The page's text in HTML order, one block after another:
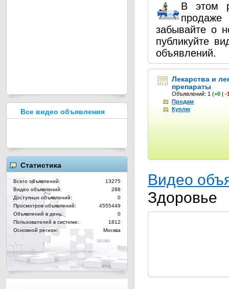
В этом
забывайте о
публикуйте
объявлений.
Лекарства и
препараты
Объявлений: 1 (+0 | -
Продам
Куплю
Видео
Здоровье
Все видео объявления
Статистика
Всего объявлений:
13275
Видео объявлений:
288
Доступных объявлений:
0
Просмотров объявлений:
4555449
Объявлений в день:
0
Пользователей в системе:
1812
Основной регион:
Москва